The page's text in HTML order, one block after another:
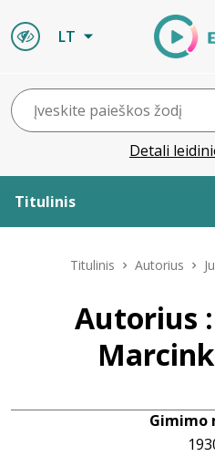
LT
Detali
Titulinis
ELVIS atvyksta
Naujienos
Titulinis Autorius
Autorius
Gimimo